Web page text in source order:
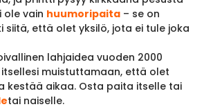
ole vain huumoripaita – se on
siitä, että olet yksilö, jota ei tule joka
lahjaidea vuoden 2000
muistuttamaan, että olet
kestää aikaa. Osta paita itselle tai
tai naiselle.